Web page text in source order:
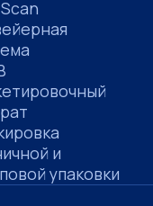
и
упаковки